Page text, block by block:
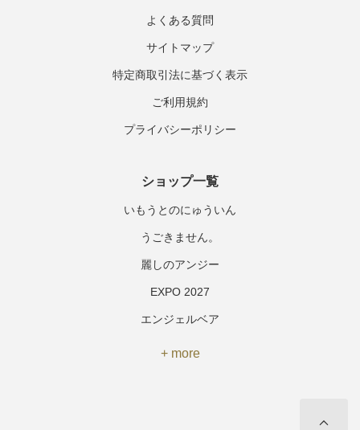
よくある質問
サイトマップ
特定商取引法に基づく表示
ご利用規約
プライバシーポリシー
ショップ一覧
いもうとのにゅういん
うごきません。
麗しのアンジー
EXPO 2027
エンジェルベア
+ more